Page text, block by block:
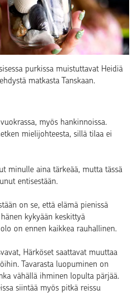
purkissa muistuttavat Heidiä
matkasta Tanskaan.
myös hankinnoissa.
mielijohteesta, sillä tilaa ei
minulle aina tärkeää, mutta tässä
entisestään.
on se, että elämä pienissä
kykyään keskittyä
on ennen kaikkea rauhallinen.
Härköset saattavat muuttaa
Tavarasta luopuminen on
vähällä ihminen lopulta pärjää.
siintää myös pitkä reissu